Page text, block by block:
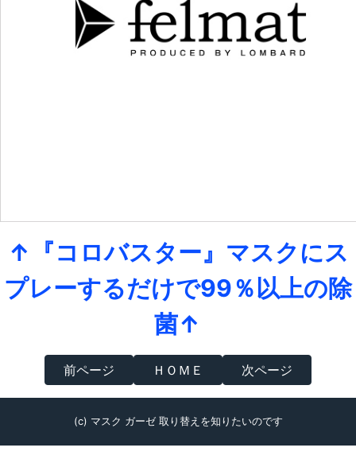
↑『コロバスター』マスクにス
プレーするだけで99％以上の除
菌↑
前ページ ＨＯＭＥ 次ページ
(c) マスク ガーゼ 取り替えを知りたいのです